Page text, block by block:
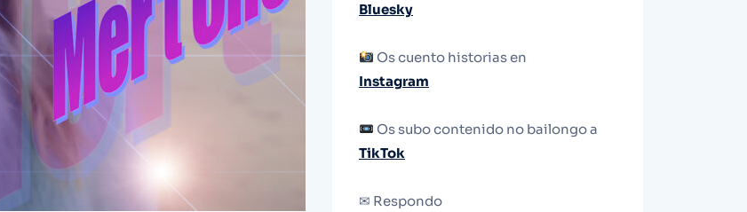
Bluesky
Os cuento historias en
Instagram
Os subo contenido no bailongo a
TikTok
✉ Respondo